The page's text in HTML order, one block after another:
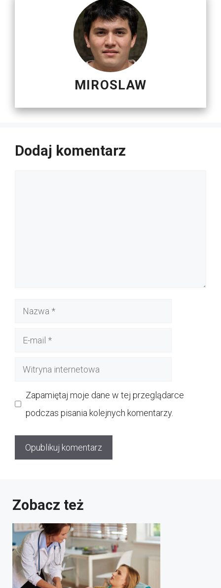
MIROSLAW
Dodaj komentarz
Nazwa
Witryna
Zapamiętaj moje dane w tej przeglądarce
podczas pisania kolejnych komentarzy.
Zobacz też